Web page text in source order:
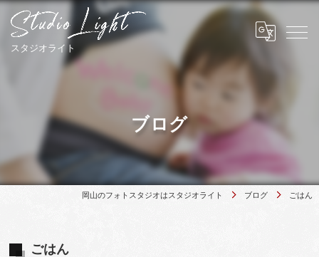
ブログ
岡山のフォトスタジオはスタジオライト ブログ ごはん
ごはん